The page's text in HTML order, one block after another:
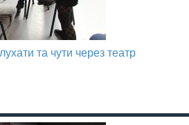
та чути через театр